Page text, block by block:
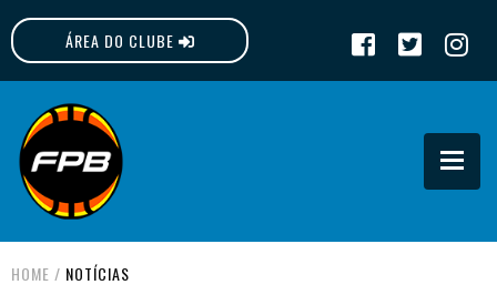
ÁREA DO CLUBE
FPB
HOME / NOTÍCIAS